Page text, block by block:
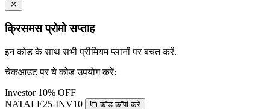
क्रिसमस प्रोमो सप्ताह
इन कोड के साथ सभी प्रीमियम प्लानों पर बचत करें.
चेकआउट पर ये कोड उपयोग करें:
Investor 10% OFF
NATALE25-INV10
कोड कॉपी करें